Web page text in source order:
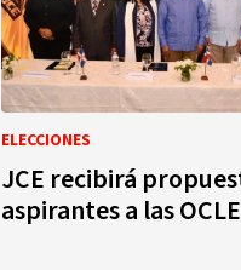
ELECCIONES
JCE recibirá
aspirantes a las